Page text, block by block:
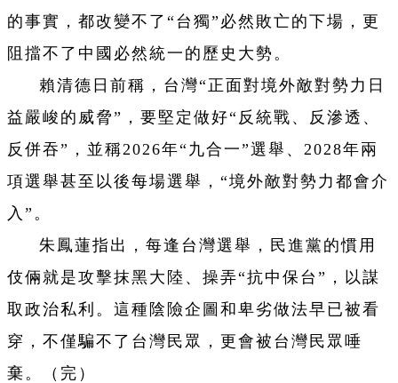
的事實，都改變不了“台獨”必然敗亡的下場，更
阻擋不了中國必然統一的歷史大勢。
賴清德日前稱，台灣“正面對境外敵對勢力日
益嚴峻的威脅”，要堅定做好“反統戰、反滲透、
反併吞”，並稱2026年“九合一”選舉、2028年兩
項選舉甚至以後每場選舉，“境外敵對勢力都會介
入”。
朱鳳蓮指出，每逢台灣選舉，民進黨的慣用
伎倆就是攻擊抹黑大陸、操弄“抗中保台”，以謀
取政治私利。這種陰險企圖和卑劣做法早已被看
穿，不僅騙不了台灣民眾，更會被台灣民眾唾
棄。（完）